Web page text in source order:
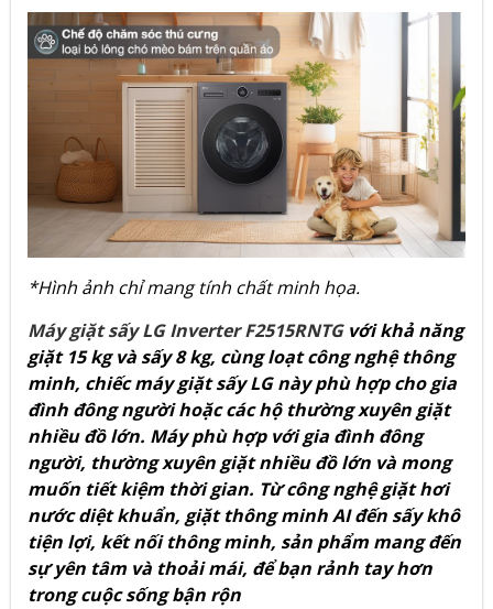
*Hình ảnh chỉ mang tính chất minh họa.
Máy giặt sấy LG Inverter F2515RNTG với khả năng
giặt 15 kg và sấy 8 kg, cùng loạt công nghệ thông
minh, chiếc máy giặt sấy LG này phù hợp cho gia
đình đông người hoặc các hộ thường xuyên giặt
nhiều đồ lớn. Máy phù hợp với gia đình đông
người, thường xuyên giặt nhiều đồ lớn và mong
muốn tiết kiệm thời gian. Từ công nghệ giặt hơi
nước diệt khuẩn, giặt thông minh AI đến sấy khô
tiện lợi, kết nối thông minh, sản phẩm mang đến
sự yên tâm và thoải mái, để bạn rảnh tay hơn
trong cuộc sống bận rộn